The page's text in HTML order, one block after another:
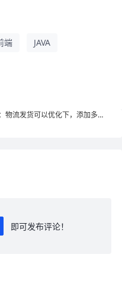
端 JAVA
物流发货可以优化下，添加多程
即可发布评论！